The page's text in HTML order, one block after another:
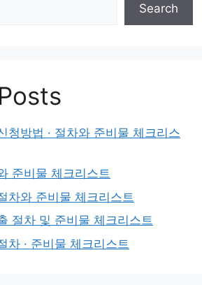
Search
청방법 · 절차와 준비물 체크리스
준비물 체크리스트
차와 준비물 체크리스트
절차 및 준비물 체크리스트
차 · 준비물 체크리스트